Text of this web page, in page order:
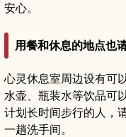
安心。
用餐和休息的地点也
心灵休息室周边设有可
水壶、瓶装水等饮品可
计划长时间步行的人，
一趟洗手间。